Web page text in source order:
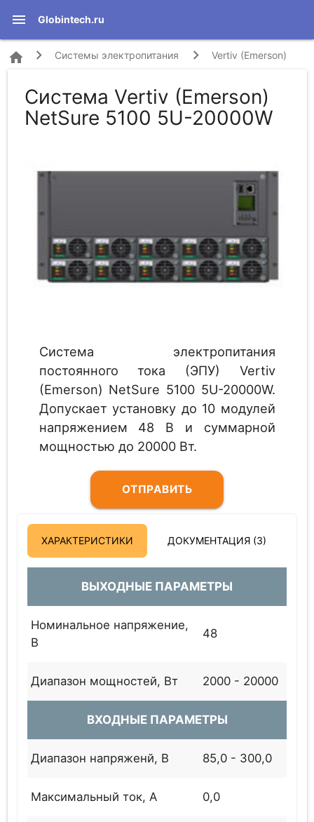
menu Globintech.ru
home Системы электропитания Vertiv (Emerson)
NetSure 5100 5U-20000W
Система Vertiv (Emerson)
NetSure 5100 5U-20000W
Система электропитания
постоянного тока (ЭПУ) Vertiv
(Emerson) NetSure 5100 5U-20000W.
Допускает установку до 10 модулей
напряжением 48 В и суммарной
мощностью до 20000 Вт.
ОТПРАВИТЬ
ЗАПРОС
ХАРАКТЕРИСТИКИ ДОКУМЕНТАЦИЯ (3)
ВЫХОДНЫЕ ПАРАМЕТРЫ
Номинальное напряжение,
В
48
Диапазон мощностей, Вт 2000 - 20000
ВХОДНЫЕ ПАРАМЕТРЫ
Диапазон напряженй, В 85,0 - 300,0
Максимальный ток, А 0,0